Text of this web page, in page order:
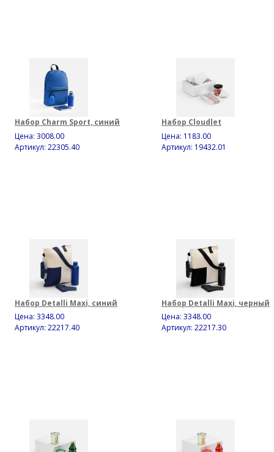
Набор Charm Sport, синий
Цена: 3008.00
Артикул: 22305.40
Набор Cloudlet
Цена: 1183.00
Артикул: 19432.01
Набор Detalli Maxi, синий
Цена: 3348.00
Артикул: 22217.40
Набор Detalli Maxi, черный
Цена: 3348.00
Артикул: 22217.30